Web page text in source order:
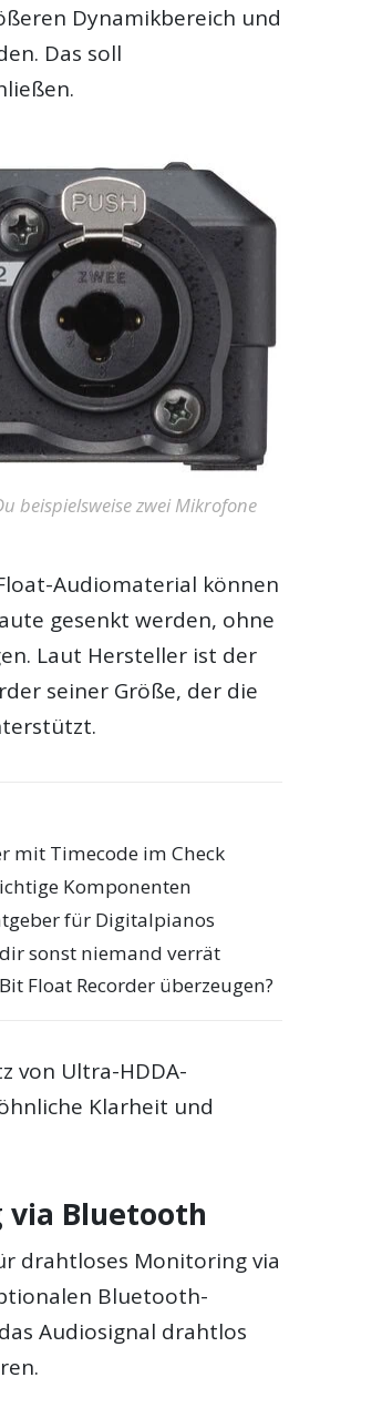
Dynamikbereich und
Das soll
beispielsweise zwei Mikrofone
Audiomaterial können
gesenkt werden, ohne
Laut Hersteller ist der
seiner Größe, der die
mit Timecode im Check
Komponenten
für Digitalpianos
dir sonst niemand verrät
Float Recorder überzeugen?
von Ultra-HDDA-
Klarheit und
Bluetooth
drahtloses Monitoring via
Bluetooth-
Audiosignal drahtlos